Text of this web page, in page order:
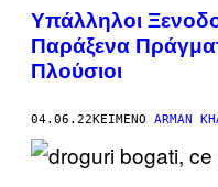
Υπάλληλοι
Παράξενα
Πλούσιοι
04.06.22ΚΕΊΜΕΝΟ ARMAN